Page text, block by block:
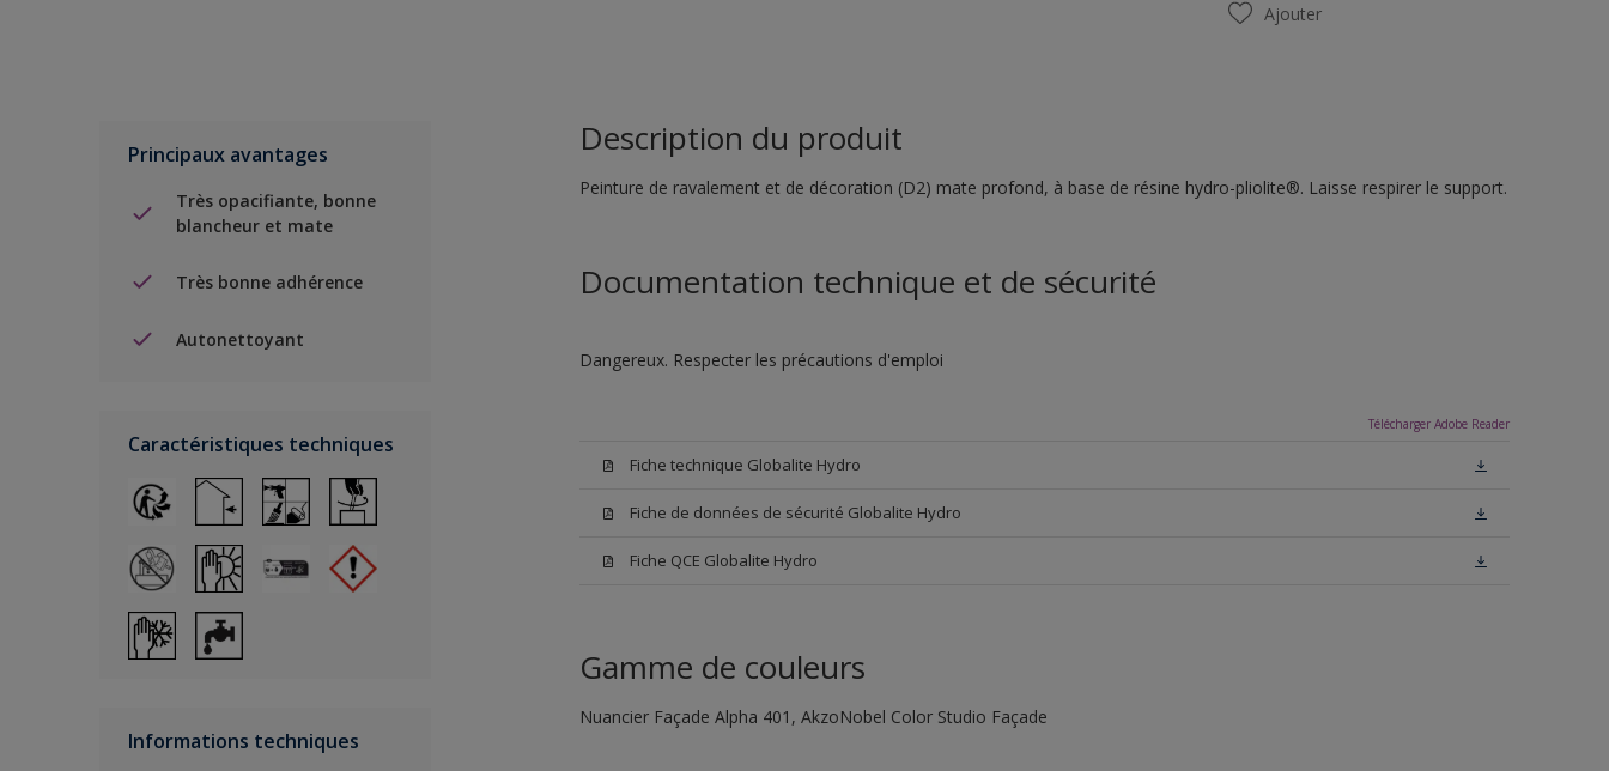
Ajouter
Principaux avantages
Très opacifiante, bonne
blancheur et mate
Très bonne adhérence
Autonettoyant
Caractéristiques techniques
Informations techniques
Description du produit
Peinture de ravalement et de décoration (D2) mate profond, à base de résine hydro-pliolite®. Laisse respirer le support.
Documentation technique et de sécurité
Dangereux. Respecter les précautions d'emploi
Télécharger Adobe Reader
Fiche technique Globalite Hydro
Fiche de données de sécurité Globalite Hydro
Fiche QCE Globalite Hydro
Gamme de couleurs
Nuancier Façade Alpha 401, AkzoNobel Color Studio Façade